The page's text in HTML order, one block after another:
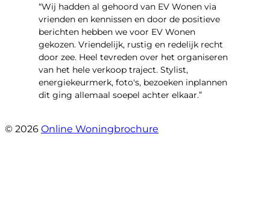
“Wij hadden al gehoord van EV Wonen via
vrienden en kennissen en door de positieve
berichten hebben we voor EV Wonen
gekozen. Vriendelijk, rustig en redelijk recht
door zee. Heel tevreden over het organiseren
van het hele verkoop traject. Stylist,
energiekeurmerk, foto's, bezoeken inplannen
dit ging allemaal soepel achter elkaar.”
© 2026 Online Woningbrochure